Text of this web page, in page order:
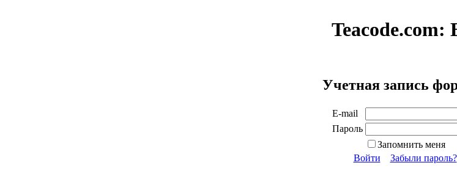
Teacode.com:
Учетная запись
E-mail
Пароль
Запомнить меня
Войти
Забыли пароль?